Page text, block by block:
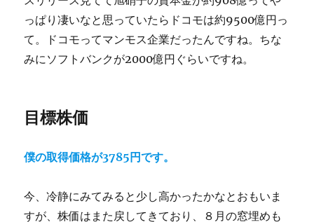
っぱり凄いなと思っていたらドコモは約9500億円っ
て。ドコモってマンモス企業だったんですね。ちな
みにソフトバンクが2000億円ぐらいですね。
目標株価
僕の取得価格が3785円です。
今、冷静にみてみると少し高かったかなとおもいま
すが、株価はまた戻してきており、８月の窓埋めも